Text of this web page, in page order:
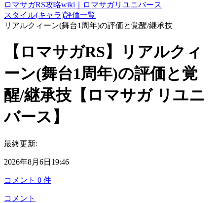
ロマサガRS攻略wiki｜ロマサガリユニバース
スタイル(キャラ)評価一覧
リアルクィーン(舞台1周年)の評価と覚醒/継承技
【ロマサガRS】リアルクィ
ーン(舞台1周年)の評価と覚
醒/継承技【ロマサガ リユニ
バース】
最終更新:
2026年8月6日19:46
コメント 0 件
コメント